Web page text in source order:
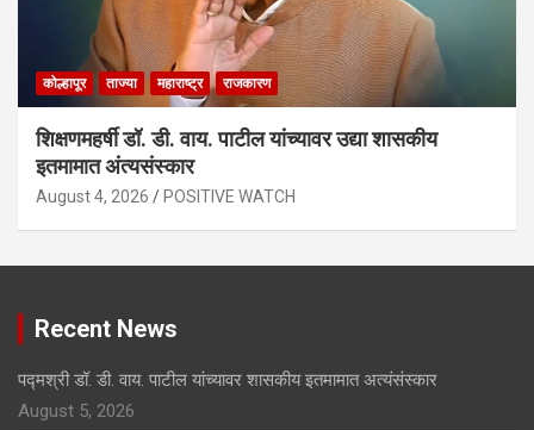
कोल्हापूर ताज्या महाराष्ट्र राजकारण
शिक्षणमहर्षी डॉ. डी. वाय. पाटील यांच्यावर उद्या शासकीय
इतमामात अंत्यसंस्कार
August 4, 2026 POSITIVE WATCH
Recent News
पद्मश्री डॉ. डी. वाय. पाटील यांच्यावर शासकीय इतमामात अत्यंसंस्कार
August 5, 2026